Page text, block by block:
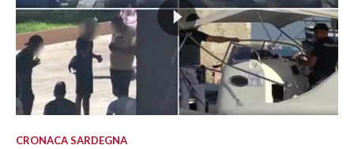
CRONACA SARDEGNA